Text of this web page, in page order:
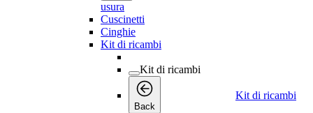
usura
Cuscinetti
Cinghie
Kit di ricambi
Kit di ricambi
Back
Kit di ricambi